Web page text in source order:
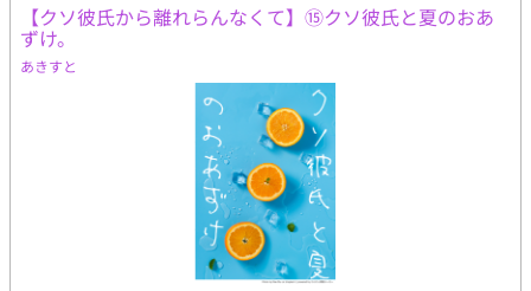
【クソ彼氏から離れらんなくて】⑮クソ彼氏と夏のおあ
ずけ。
あきすと